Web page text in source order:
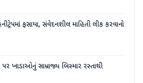
ફસાયા, સંવેદનશીલ માહિતી લીક કરવાનો
પર ખાડાઓનું સામ્રાજ્ય બિસ્માર રસ્તાથી